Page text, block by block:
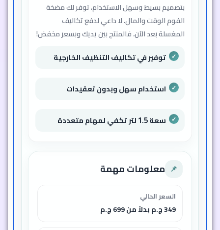
بتصميم بسيط وسهل الاستخدام، توفر لك مضخة
الفوم الوقت والمال. لا داعي لدفع تكاليف
المغسلة بعد الآن، فالمنتج بين يديك وبسعر مخفض!
توفير في تكاليف التنظيف الخارجية
استخدام سهل وبدون تعقيدات
سعة 1.5 لتر تكفي لمهام متعددة
📌 معلومات مهمة
السعر الحالي
349 ج.م بدلاً من 699 ج.م